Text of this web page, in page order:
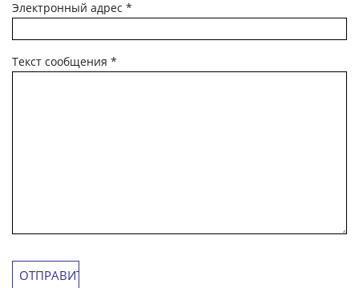
Электронный адрес *
Текст сообщения *